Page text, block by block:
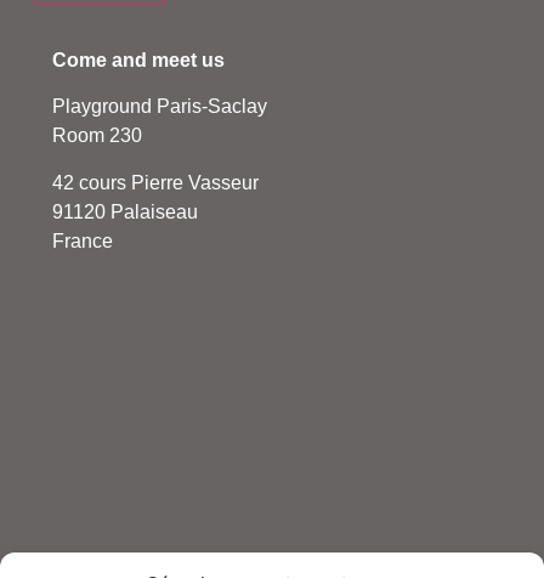
Come and meet us
Playground Paris-Saclay
Room 230
42 cours Pierre Vasseur
91120 Palaiseau
France